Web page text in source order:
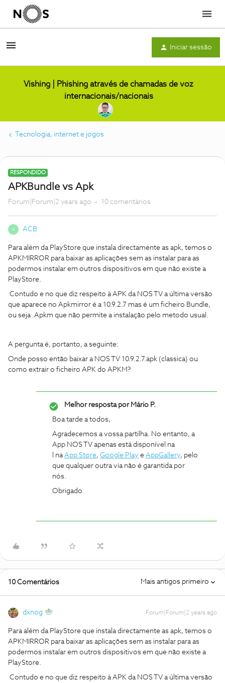
Menu
Iniciar sessão
Vishing | Phishing através de chamadas de voz
internacionais/nacionais
Tecnologia, internet e jogos
RESPONDIDO
APKBundle vs Apk
Forum|Forum|2 years ago 10 comentários
A ACB
Para além da PlayStore que instala directamente as apk, temos o
APKMIRROR para baixar as aplicações sem as instalar para as
podermos instalar em outros dispositivos em que não existe a
PlayStore.
Contudo e no que diz respeito à APK da NOS TV a última versão
que aparece no Apkmirror é a 10.9.2.7 mas é um ficheiro Bundle,
ou seja .Apkm que não permite a instalação pelo metodo usual.
A pergunta é, portanto, a seguinte:
Onde posso então baixar a NOS TV 10.9.2.7.apk (classica) ou
como extrair o ficheiro APK do APKM?
Melhor resposta porMário P.
Boa tarde a todos,
Agradecemos a vossa partilha. No entanto, a
App NOS TV apenas está disponível na
l naApp Store, Google Play e AppGallery, pelo
que qualquer outra via não é garantida por
nós.
Obrigado
10 Comentários Mais antigos primeiro
dxnog Forum|Forum|2 years ago
Para além da PlayStore que instala directamente as apk, temos o
APKMIRROR para baixar as aplicações sem as instalar para as
podermos instalar em outros dispositivos em que não existe a
PlayStore.
Contudo e no que diz respeito à APK da NOS TV a última versão